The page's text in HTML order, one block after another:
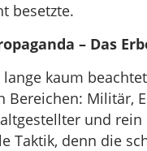
besetzte.
– Das
kaum
Bereichen: Militär,
und
Taktik, denn die